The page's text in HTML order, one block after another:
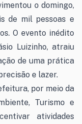
o domingo,
de mil pessoas e
O evento inédito
Luizinho, atraiu
de uma prática
e lazer.
por meio da
Turismo e
atividades